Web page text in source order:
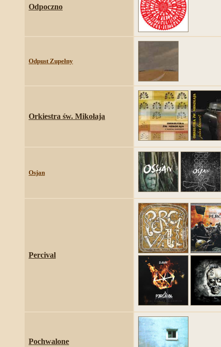
Odpoczno
Odpust Zupełny
Orkiestra św. Mikołaja
Osjan
Percival
Pochwalone